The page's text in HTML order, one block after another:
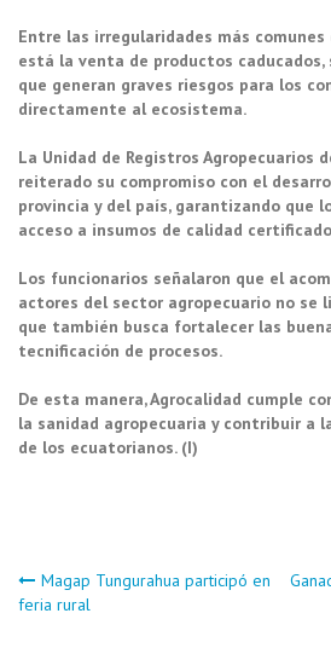
Entre las irregularidades más
está la venta de productos
que generan graves riesgos para los
directamente al ecosistema.
La Unidad de Registros Agropecuarios
reiterado su compromiso con el
provincia y del país, garantizando que
acceso a insumos de calidad
Los funcionarios señalaron que el
actores del sector agropecuario no se
que también busca fortalecer las
tecnificación de procesos.
De esta manera, Agrocalidad cumple
la sanidad agropecuaria y contribuir a
de los ecuatorianos. (I)
Navegación
Magap Tungurahua participó en
feria rural